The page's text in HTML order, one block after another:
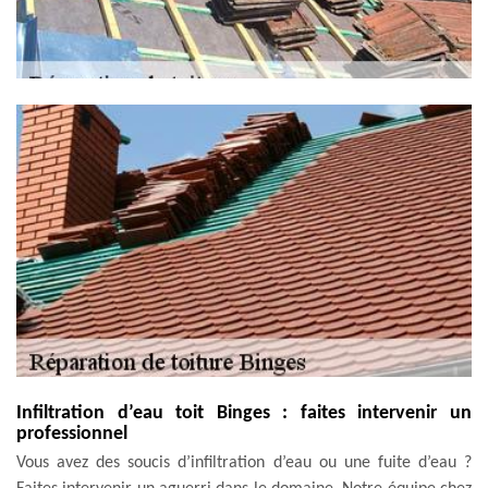
Infiltration d’eau toit Binges : faites intervenir un
professionnel
Vous avez des soucis d’infiltration d’eau ou une fuite d’eau ?